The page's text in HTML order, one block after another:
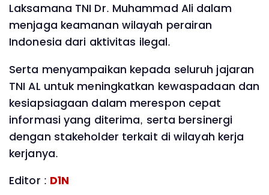
Laksamana TNI Dr. Muhammad Ali dalam
menjaga keamanan wilayah perairan
Indonesia dari aktivitas ilegal.
Serta menyampaikan kepada seluruh jajaran
TNI AL untuk meningkatkan kewaspadaan dan
kesiapsiagaan dalam merespon cepat
informasi yang diterima, serta bersinergi
dengan stakeholder terkait di wilayah kerja
kerjanya.
Editor : D1N